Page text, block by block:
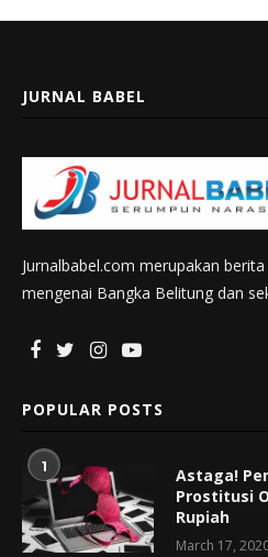
JURNAL BABEL
Jurnalbabel.com merupakan
mengenai Bangka Belitung dan
POPULAR POSTS
1
Astaga!
Prostitusi
Rupiah
March 17,